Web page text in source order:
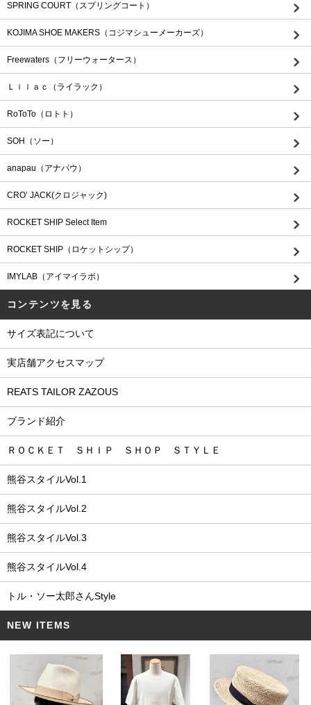
SPRING COURT（スプリングコート）
KOJIMA SHOE MAKERS（コジマシューメーカーズ）
Freewaters（フリーウォータース）
Ｌｉｌａｃ（ライラック）
RoToTo（ロトト）
SOH（ソー）
anapau（アナパウ）
CRO’ JACK(クロジャック)
ROCKET SHIP Select Item
ROCKET SHIP（ロケットシップ）
IMYLAB（アイマイラボ）
コンテンツを見る
サイズ表記について
実店舗アクセスマップ
REATS TAILOR ZAZOUS
ブランド紹介
ＲＯＣＫＥＴ ＳＨＩＰ ＳＨＯＰ ＳＴＹＬＥ
熊谷スタイルVol.1
熊谷スタイルVol.2
熊谷スタイルVol.3
熊谷スタイルVol.4
トル・ソー太郎さんStyle
NEW ITEMS